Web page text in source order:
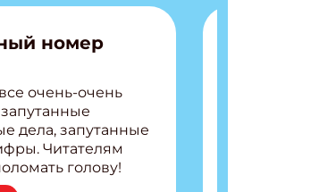
номер
очень-очень
дела, запутанные
Читателям
голову!
и